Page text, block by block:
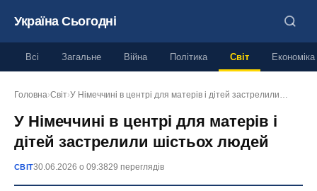
Україна Сьогодні
Всі Загальне Війна Політика Світ Економіка
Головна›Світ›У Німеччині в центрі для матерів і дітей застрелили…
У Німеччині в центрі для матерів і
дітей застрелили шістьох людей
СВІТ30.06.2026 о 09:3829 переглядів